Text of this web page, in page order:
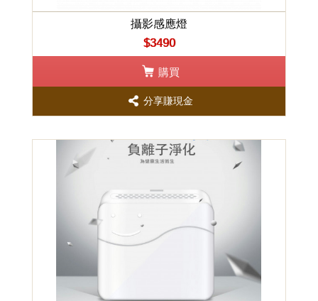
攝影感應燈
$3490
購買
分享賺現金